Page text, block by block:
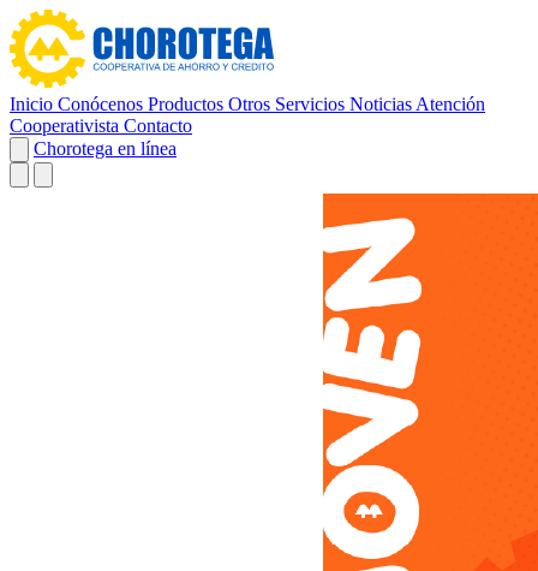
Inicio Conócenos Productos Otros Servicios Noticias Atención
Cooperativista Contacto
Chorotega en línea